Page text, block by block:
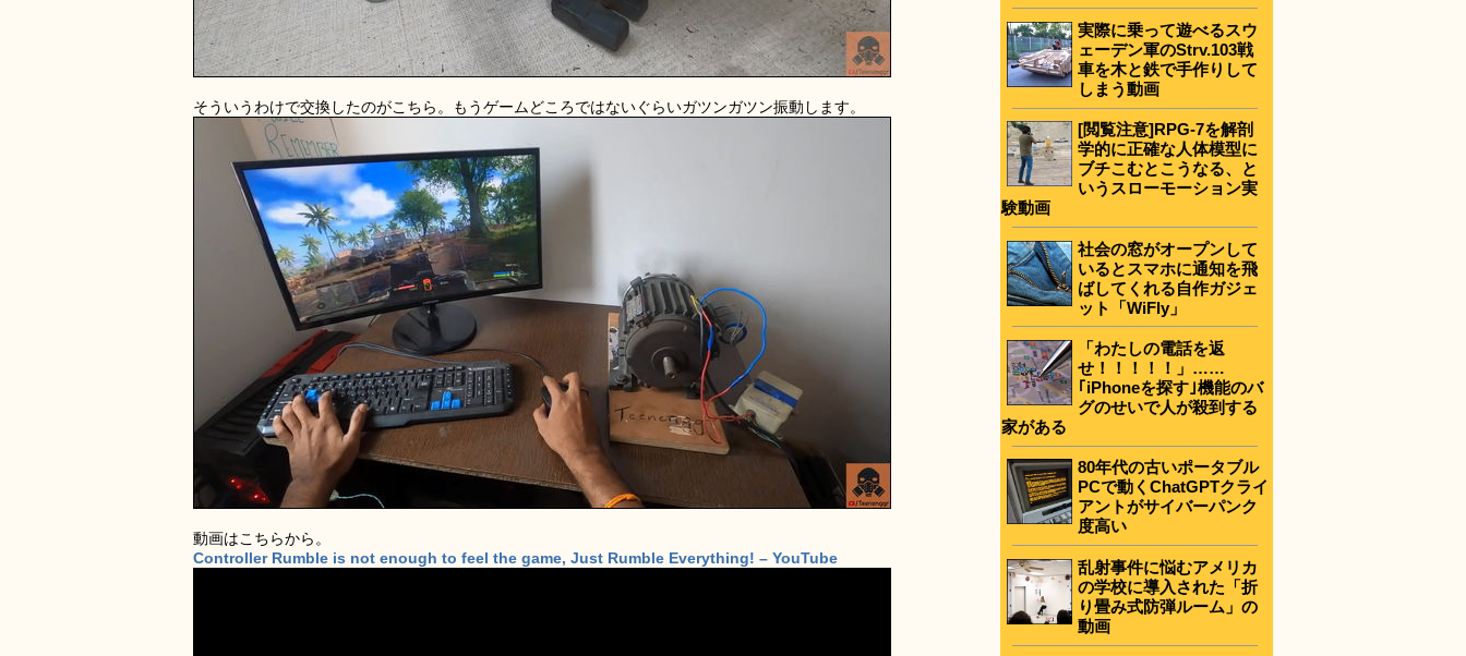
そういうわけで交換したのがこちら。もうゲームどころではないぐらいガツンガツン振動します。
動画はこちらから。
Controller Rumble is not enough to feel the game, Just Rumble Everything! – YouTube
実際に乗って遊べるスウ
ェーデン軍のStrv.103戦
車を木と鉄で手作りして
しまう動画
[閲覧注意]RPG-7を解剖
学的に正確な人体模型に
ブチこむとこうなる、と
いうスローモーション実
験動画
社会の窓がオープンして
いるとスマホに通知を飛
ばしてくれる自作ガジェ
ット「WiFly」
「わたしの電話を返
せ！！！！！」……
｢iPhoneを探す｣機能のバ
グのせいで人が殺到する
家がある
80年代の古いポータブル
PCで動くChatGPTクライ
アントがサイバーパンク
度高い
乱射事件に悩むアメリカ
の学校に導入された「折
り畳み式防弾ルーム」の
動画